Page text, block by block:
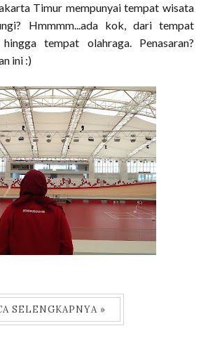
Timur mempunyai tempat wisata
Hmmmm...ada kok, dari tempat
tempat olahraga. Penasaran?
ini :)
SELENGKAPNYA »